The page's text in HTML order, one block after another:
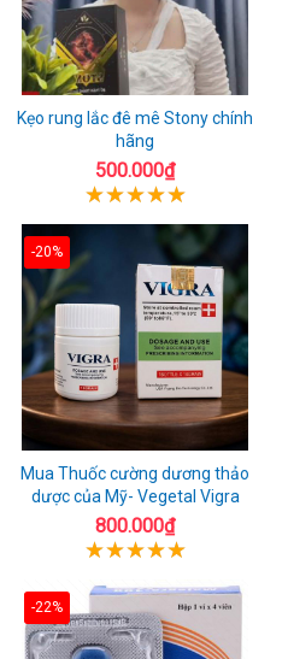
Kẹo rung lắc đê mê Stony chính
hãng
500.000₫
-20%
Mua Thuốc cường dương thảo
dược của Mỹ- Vegetal Vigra
800.000₫
-22%